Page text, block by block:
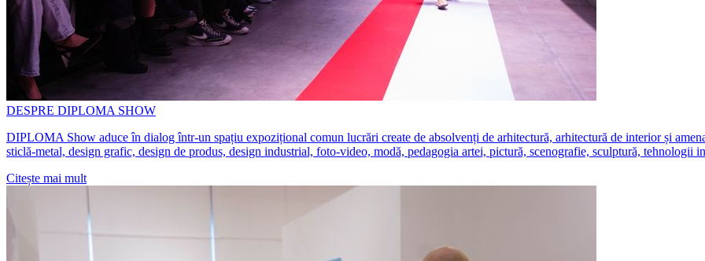
DESPRE DIPLOMA SHOW
DIPLOMA Show aduce în dialog într-un spațiu expozițional comun lucrări create de absolvenți de arhitectură, arhitectură de interior și
sticlă-metal, design grafic, design de produs, design industrial, foto-video, modă, pedagogia artei, pictură, scenografie, sculptură, tehnologii
Citește mai mult